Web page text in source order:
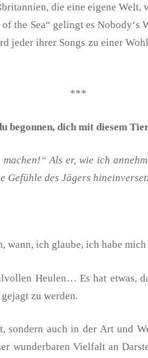
die eine eigene
the Sea“ gelingt es
ihrer Songs zu einer
***
begonnen, dich mit diesem
Als er, wie ich
des Jägers
ich glaube, ich habe
Heulen… Es hat etwas,
zu werden.
auch in der Art und
wunderbaren Vielfalt an